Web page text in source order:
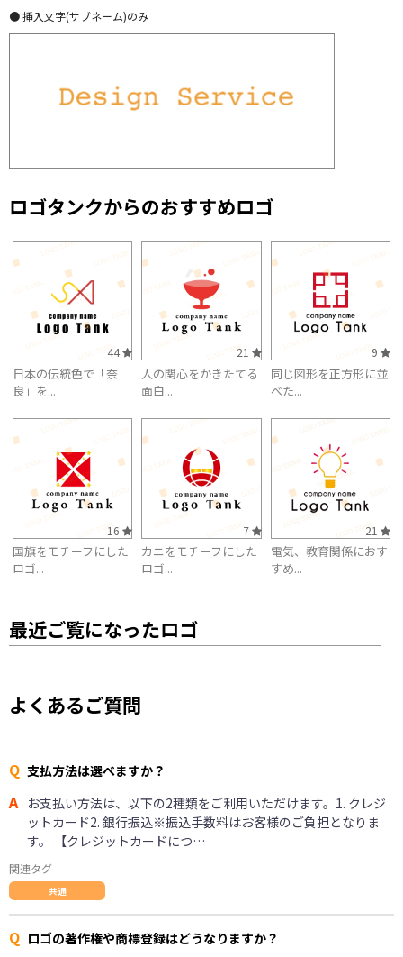
● 挿入文字(サブネーム)のみ
ロゴタンクからのおすすめロゴ
44
日本の伝統色で「奈
良」を...
21
人の関心をかきたてる
面白...
9
同じ図形を正方形に並
べた...
16
国旗をモチーフにした
ロゴ...
7
カニをモチーフにした
ロゴ...
21
電気、教育関係におす
すめ...
最近ご覧になったロゴ
よくあるご質問
Q 支払方法は選べますか？
A お支払い方法は、以下の2種類をご利用いただけます。1. クレジ
ットカード2. 銀行振込※振込手数料はお客様のご負担となりま
す。 【クレジットカードにつ…
関連タグ
共通
Q ロゴの著作権や商標登録はどうなりますか？